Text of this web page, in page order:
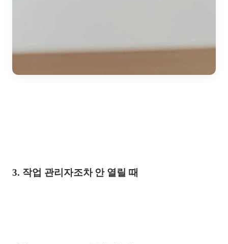
3. 작업 관리자조차 안 열릴 때